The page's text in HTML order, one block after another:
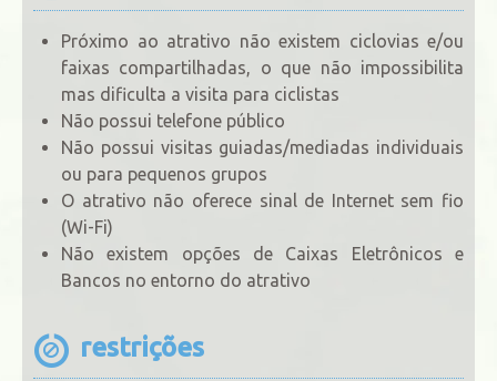
Próximo ao atrativo não existem ciclovias e/ou
faixas compartilhadas, o que não impossibilita
mas dificulta a visita para ciclistas
Não possui telefone público
Não possui visitas guiadas/mediadas individuais
ou para pequenos grupos
O atrativo não oferece sinal de Internet sem fio
(Wi-Fi)
Não existem opções de Caixas Eletrônicos e
Bancos no entorno do atrativo
restrições